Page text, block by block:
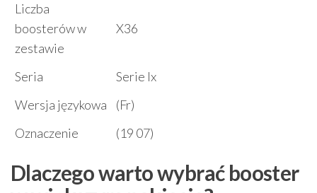
Liczba
boosterów w
zestawie
X36
Seria
Serie Ix
Wersja językowa
(Fr)
Oznaczenie
(19 07)
Dlaczego warto wybrać booster